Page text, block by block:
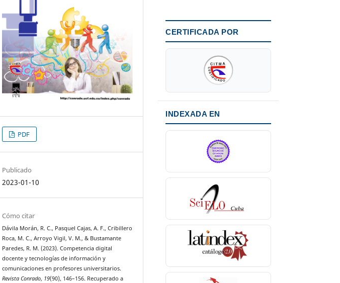
PDF
Publicado
2023-01-10
Cómo citar
Dávila Morán, R. C., Pasquel Cajas, A. F., Cribillero
Roca, M. C., Arroyo Vigil, V. M., & Bustamante
Paredes, R. M. (2023). Competencia digital
docente y tecnologías de información y
comunicaciones en profesores universitarios.
Revista Conrado, 19(90), 146–156. Recuperado a
CERTIFICADA POR
INDEXADA EN